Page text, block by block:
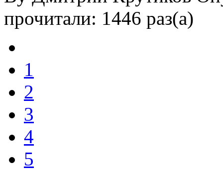
прочитали: 1446 раз(а)
1
2
3
4
5